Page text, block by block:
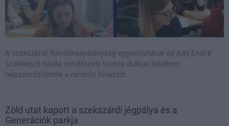
A Szekszárdi Rendőrkapitányság egyenruhásai az Ady Endre
Szakképző Iskola rendészeti szakos diákjai körében
népszerűsítették a rendőri hivatást.
Zöld utat kapott a szekszárdi jégpálya és a
Generációk parkja